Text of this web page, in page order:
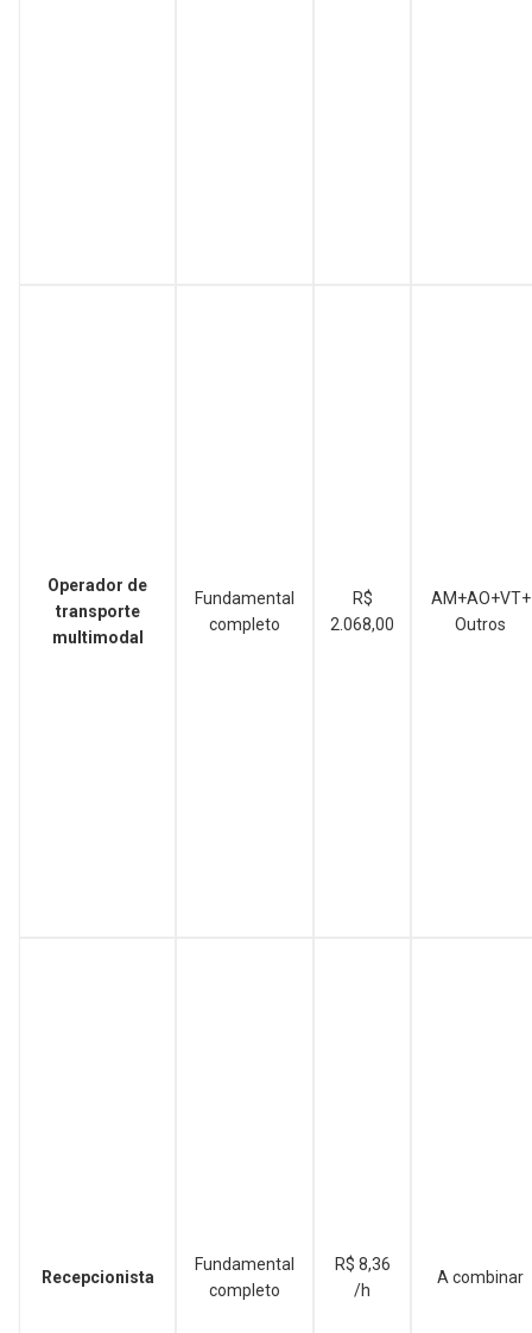
Operador de
transporte
multimodal
Fundamental
completo
R$
2.068,00
AM+AO+VT+
Outros
Recepcionista
Fundamental
completo
R$ 8,36
/h
A combinar